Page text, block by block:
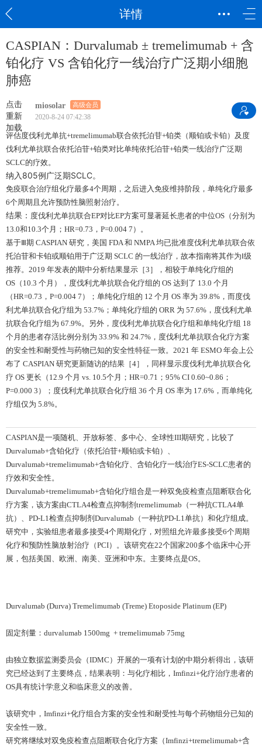
详情
CASPIAN：Durvalumab ± tremelimumab + 含
铂化疗 VS 含铂化疗一线治疗广泛期小细胞
肺癌
点击
重新
加载
miosolar 高级会员
2020-8-24 07:42:38
评估度伐利尤单抗+tremelimumab联合依托泊苷+铂类（顺铂或卡铂）及度
伐利尤单抗联合依托泊苷+铂类对比单纯依托泊苷+铂类一线治疗广泛期
SCLC的疗效。
纳入805例广泛期SCLC。
免疫联合治疗组化疗最多4个周期，之后进入免疫维持阶段，单纯化疗最多
6个周期且允许预防性脑照射治疗。
结果： 度伐利尤单抗联合EP对比EP方案可显著延长患者的中位OS（分别为
13.0和10.3个月；HR=0.73，P=0.004 7）。
基于Ⅲ期 CASPIAN 研究，美国 FDA 和 NMPA 均已批准度伐利尤单抗联合依
托泊苷和卡铂或顺铂用于广泛期 SCLC 的一线治疗，故本指南将其作为Ⅰ级
推荐。2019 年发表的期中分析结果显示［3］，相较于单纯化疗组的
OS（10.3 个月），度伐利尤单抗联合化疗组的 OS 达到了 13.0 个月
（HR=0.73，P=0.004 7）；单纯化疗组的 12 个月 OS 率为 39.8%，而度伐
利尤单抗联合化疗组为 53.7%；单纯化疗组的 ORR 为 57.6%，度伐利尤单
抗联合化疗组为 67.9%。另外，度伐利尤单抗联合化疗组和单纯化疗组 18
个月的患者存活比例分别为 33.9% 和 24.7%，度伐利尤单抗联合化疗方案
的安全性和耐受性与药物已知的安全性特征一致。2021 年 ESMO 年会上公
布了 CASPIAN 研究更新随访的结果［4］，同样显示度伐利尤单抗联合化
疗 OS 更长（12.9 个月 vs. 10.5个月；HR=0.71；95% CI 0.60~0.86；
P=0.000 3）；度伐利尤单抗联合化疗组 36 个月 OS 率为 17.6%，而单纯化
疗组仅为 5.8%。
CASPIAN是一项随机、开放标签、多中心、全球性III期研究，比较了
Durvalumab+含铂化疗（依托泊苷+顺铂或卡铂）、
Durvalumab+tremelimumab+含铂化疗、含铂化疗一线治疗ES-SCLC患者的
疗效和安全性。
Durvalumab+tremelimumab+含铂化疗组合是一种双免疫检查点阻断联合化
疗方案，该方案由CTLA4检查点抑制剂tremelimumab（一种抗CTLA4单
抗）、PD-L1检查点抑制剂Durvalumab（一种抗PD-L1单抗）和化疗组成。
研究中，实验组患者最多接受4个周期化疗，对照组允许最多接受6个周期
化疗和预防性脑放射治疗（PCI）。该研究在22个国家200多个临床中心开
展，包括美国、欧洲、南美、亚洲和中东。主要终点是OS。
Durvalumab (Durva) Tremelimumab (Treme) Etoposide Platinum (EP)
固定剂量：durvalumab 1500mg + tremelimumab 75mg
由独立数据监测委员会（IDMC）开展的一项有计划的中期分析得出，该研
究已经达到了主要终点，结果表明：与化疗相比，Imfinzi+化疗治疗患者的
OS具有统计学意义和临床意义的改善。
该研究中，Imfinzi+化疗组合方案的安全性和耐受性与每个药物组分已知的
安全性一致。
研究将继续对双免疫检查点阻断联合化疗方案（Imfinzi+tremelimumab+含